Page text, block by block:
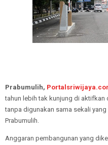
Prabumulih,
tahun lebih tak kunjung di aktifkan
tanpa digunakan sama sekali
Prabumulih.
Anggaran pembangunan yang